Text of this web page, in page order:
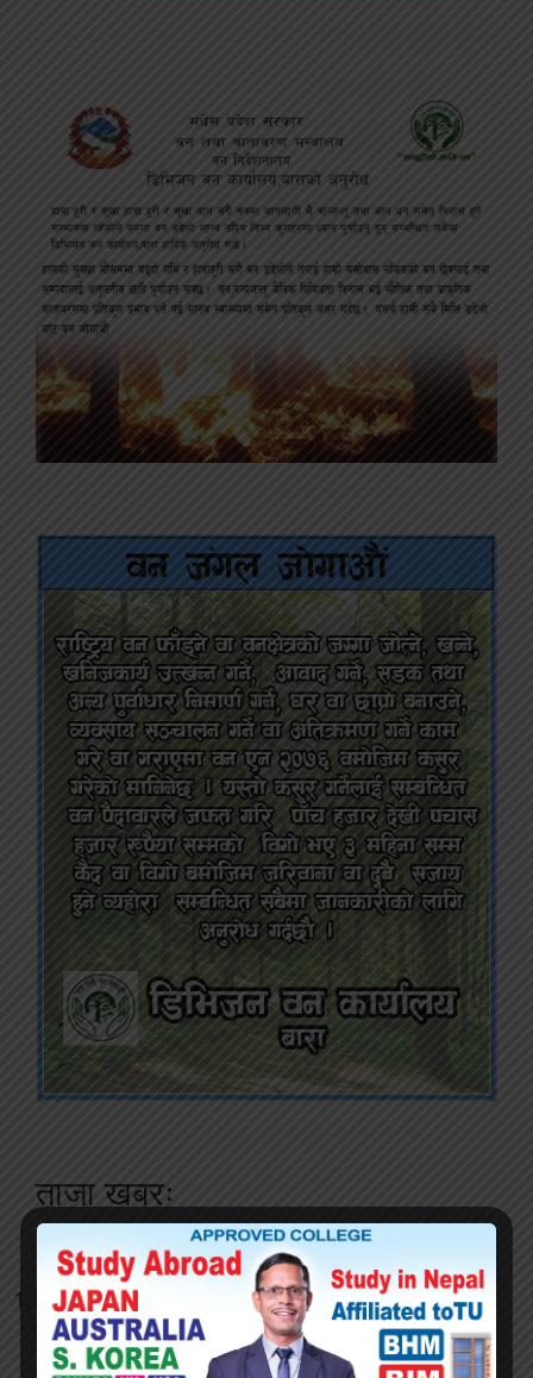
ताजा खबरः
जितपुरमा १ किलो ७४४ ग्राम गाँजासहित एक जना
पक्राउ
१ दिन अघि